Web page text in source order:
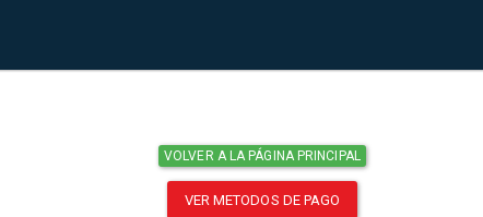
VOLVER A LA PÁGINA PRINCIPAL
VER METODOS DE PAGO